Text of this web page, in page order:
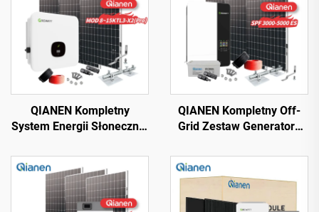
QIANEN Kompletny
System Energii Słonecznej
Monokrystalicznymi
Panelami Słonecznymi z
Kontrolerem MPPT do
Użycia Domowego
QIANEN Kompletny Off-
Grid Zestaw Generatora
kW z Polikrystalicznymi
Panelami Słonecznymi z
Systemem MPPT do
Użycia Domowego